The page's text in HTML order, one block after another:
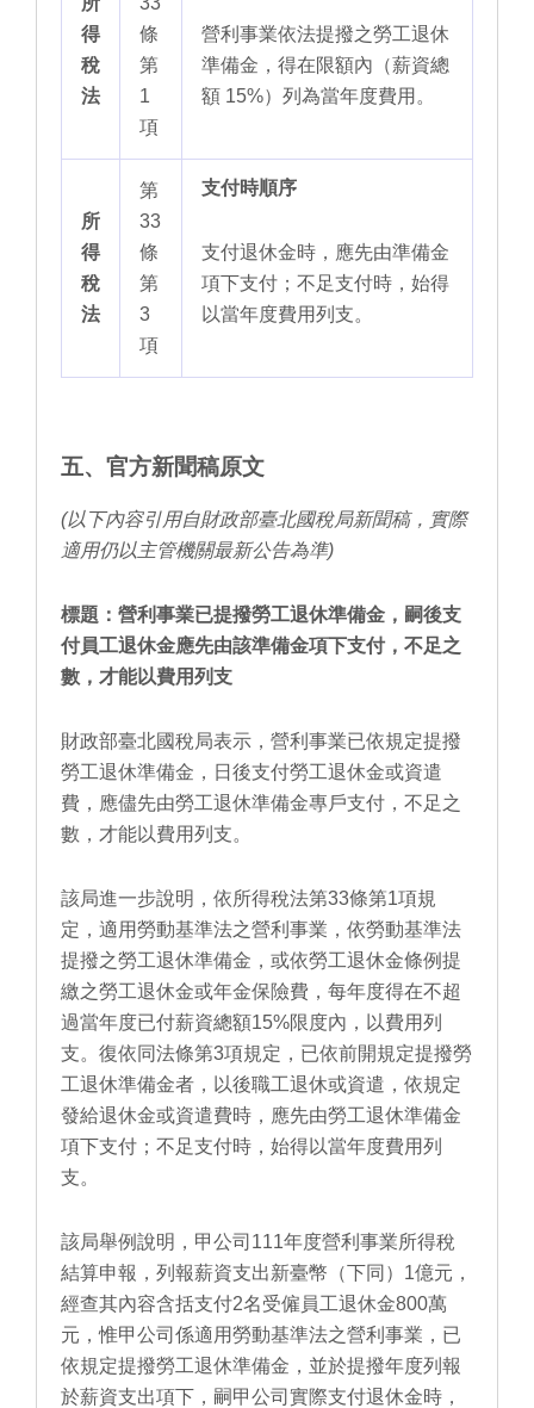
得
稅
法
條
第
1
項
營利事業依法提撥之勞工退休
準備金，得在限額內（薪資總
額 15%）列為當年度費用。
所
得
稅
法
第
33
條
第
3
項
支付時順序
支付退休金時，應先由準備金
項下支付；不足支付時，始得
以當年度費用列支。
五、官方新聞稿原文
(以下內容引用自財政部臺北國稅局新聞稿，實際
適用仍以主管機關最新公告為準)
標題：營利事業已提撥勞工退休準備金，嗣後支
付員工退休金應先由該準備金項下支付，不足之
數，才能以費用列支
財政部臺北國稅局表示，營利事業已依規定提撥
勞工退休準備金，日後支付勞工退休金或資遣
費，應儘先由勞工退休準備金專戶支付，不足之
數，才能以費用列支。
該局進一步說明，依所得稅法第33條第1項規
定，適用勞動基準法之營利事業，依勞動基準法
提撥之勞工退休準備金，或依勞工退休金條例提
繳之勞工退休金或年金保險費，每年度得在不超
過當年度已付薪資總額15%限度內，以費用列
支。復依同法條第3項規定，已依前開規定提撥勞
工退休準備金者，以後職工退休或資遣，依規定
發給退休金或資遣費時，應先由勞工退休準備金
項下支付；不足支付時，始得以當年度費用列
支。
該局舉例說明，甲公司111年度營利事業所得稅
結算申報，列報薪資支出新臺幣（下同）1億元，
經查其內容含括支付2名受僱員工退休金800萬
元，惟甲公司係適用勞動基準法之營利事業，已
依規定提撥勞工退休準備金，並於提撥年度列報
於薪資支出項下，嗣甲公司實際支付退休金時，